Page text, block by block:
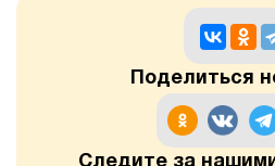
Поделиться
Следите за